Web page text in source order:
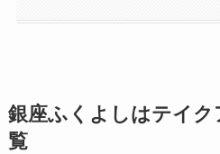
銀座ふくよしはテイ
覧